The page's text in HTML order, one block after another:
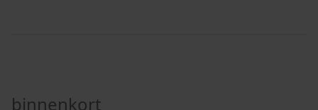
binnenkort